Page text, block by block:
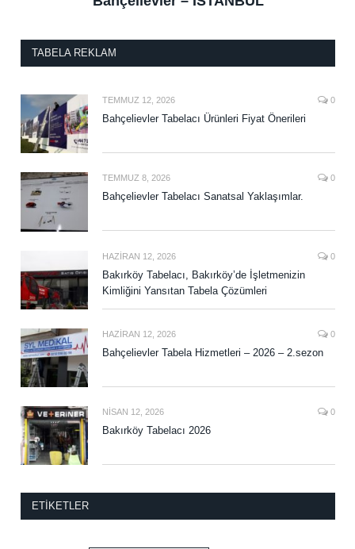
TABELA REKLAM
TEMMUZ 12, 2026 0
Bahçelievler Tabelacı Ürünleri Fiyat Önerileri
TEMMUZ 8, 2026 0
Bahçelievler Tabelacı Sanatsal Yaklaşımlar.
HAZIRAN 12, 2026 0
Bakırköy Tabelacı, Bakırköy’de İşletmenizin
Kimliğini Yansıtan Tabela Çözümleri
HAZIRAN 12, 2026 0
Bahçelievler Tabela Hizmetleri – 2026 – 2.sezon
NISAN 12, 2026 0
Bakırköy Tabelacı 2026
ETIKETLER